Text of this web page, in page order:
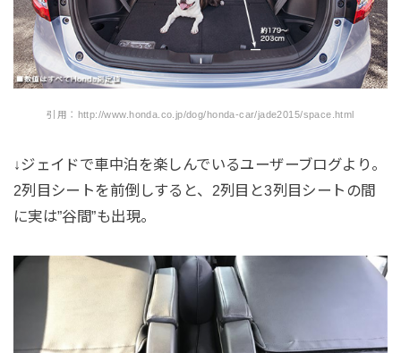
引用：http://www.honda.co.jp/dog/honda-car/jade2015/space.html
↓ジェイドで車中泊を楽しんでいるユーザーブログより。
2列目シートを前倒しすると、2列目と3列目シートの間
に実は”谷間”も出現。